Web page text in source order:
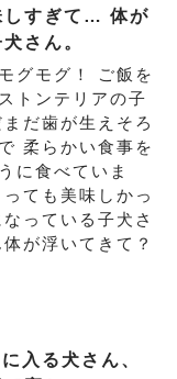
しすぎて… 体が
さん。
グモグ！ ご飯を
トンテリアの子
だ歯が生えそろ
柔らかい食事を
に食べていま
ても美味しかっ
っている子犬さ
が浮いてきて？
入る犬さん、